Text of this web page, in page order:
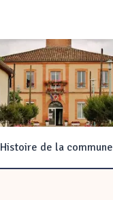
Histoire de la commune